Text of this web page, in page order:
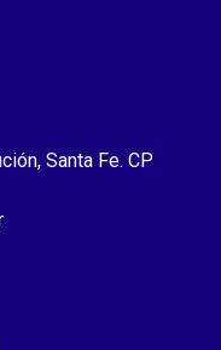
Santa Fe. CP